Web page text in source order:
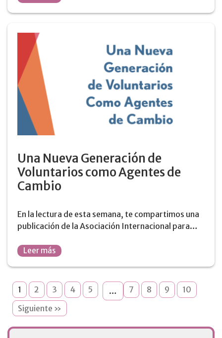
Una Nueva Generación de
Voluntarios como Agentes de
Cambio
En la lectura de esta semana, te compartimos una
publicación de la Asociación Internacional para…
Leer más
1 2 3 4 5 … 7 8 9
10
Siguiente »